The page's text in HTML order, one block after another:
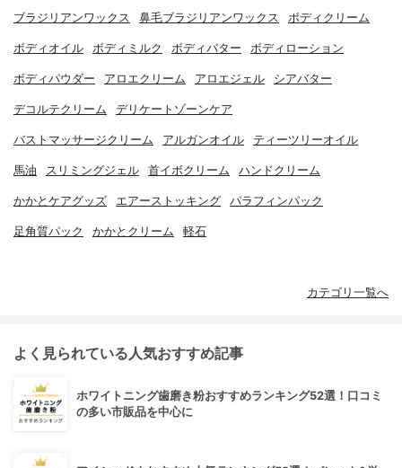
ブラジリアンワックス 鼻毛ブラジリアンワックス ボディクリーム
ボディオイル ボディミルク ボディバター ボディローション
ボディパウダー アロエクリーム アロエジェル シアバター
デコルテクリーム デリケートゾーンケア
バストマッサージクリーム アルガンオイル ティーツリーオイル
馬油 スリミングジェル 首イボクリーム ハンドクリーム
かかとケアグッズ エアーストッキング パラフィンパック
足角質パック かかとクリーム 軽石
カテゴリ一覧へ
よく見られている人気おすすめ記事
ホワイトニング歯磨き粉おすすめランキング52選！口コミ
の多い市販品を中心に